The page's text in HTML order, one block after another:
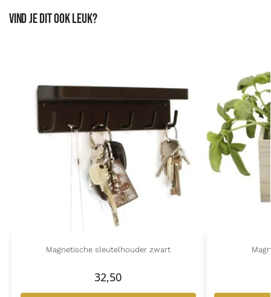
Vind je dit ook leuk?
Magnetische sleutelhouder zwart
32,50